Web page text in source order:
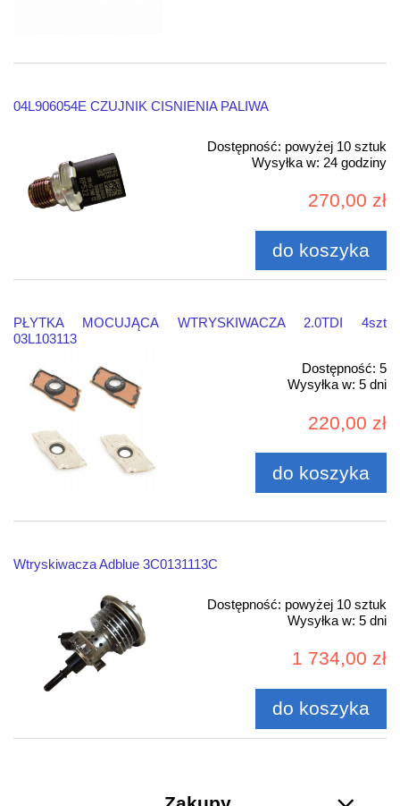
04L906054E CZUJNIK CISNIENIA PALIWA
Dostępność: powyżej 10 sztuk
Wysyłka w: 24 godziny
270,00 zł
do koszyka
PŁYTKA MOCUJĄCA WTRYSKIWACZA 2.0TDI 4szt
03L103113
Dostępność: 5
Wysyłka w: 5 dni
220,00 zł
do koszyka
Wtryskiwacza Adblue 3C0131113C
Dostępność: powyżej 10 sztuk
Wysyłka w: 5 dni
1 734,00 zł
do koszyka